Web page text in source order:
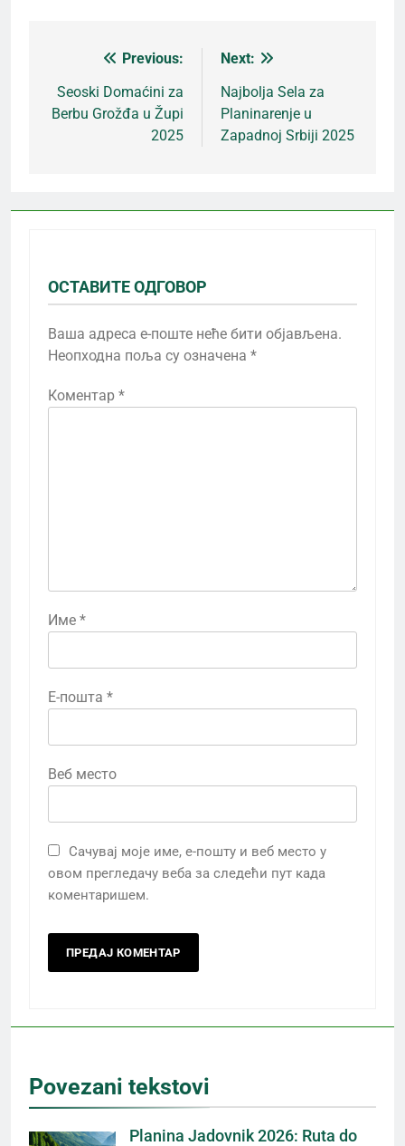
Кретање
чланка
Previous:
Seoski Domaćini za
Berbu Grožđa u Župi
2025
Next:
Najbolja Sela za
Planinarenje u
Zapadnoj Srbiji 2025
ОСТАВИТЕ ОДГОВОР
Ваша адреса е-поште неће бити објављена.
Неопходна поља су означена *
Коментар *
Име *
Е-пошта *
Веб место
Сачувај моје име, е-пошту и веб место у
овом прегледачу веба за следећи пут када
коментаришем.
Povezani tekstovi
Planina Jadovnik 2026: Ruta do